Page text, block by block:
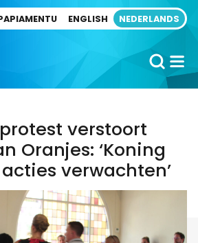
ENGLISH NEDERLANDS
verstoort
Oranjes: ‘Koning
verwachten’